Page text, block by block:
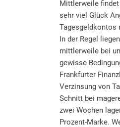
Mittlerweile
sehr viel Glück
Tagesgeldkontos
In der Regel
mittlerweile bei
gewisse
Frankfurter
Verzinsung von
Schnitt bei
zwei Wochen
Prozent-Marke.